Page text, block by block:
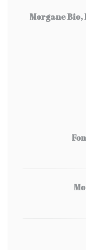
Morgane